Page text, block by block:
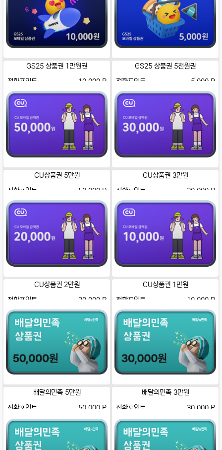
GS25 상품권 1만원권
전환포인트
10,000 P
GS25 상품권 5천원권
전환포인트
5,000 P
CU상품권 5만원
전환포인트
50,000 P
CU상품권 3만원
전환포인트
30,000 P
CU상품권 2만원
전환포인트
20,000 P
CU상품권 1만원
전환포인트
10,000 P
배달의민족 5만원
전환포인트
50,000 P
배달의민족 3만원
전환포인트
30,000 P